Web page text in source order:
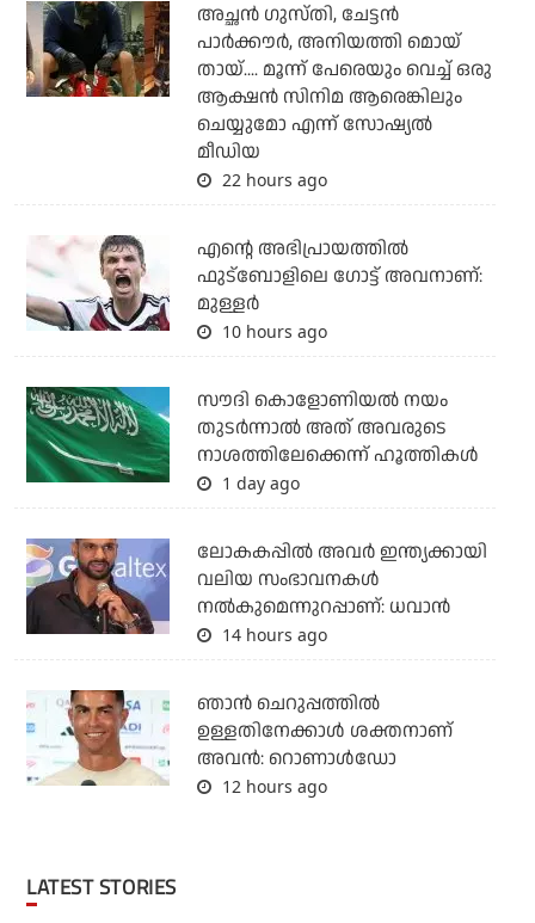
അച്ഛന്‍ ഗുസ്തി, ചേട്ടന്‍
പാര്‍ക്കൗര്‍, അനിയത്തി മൊയ്
തായ്.... മൂന്ന് പേരെയും വെച്ച് ഒരു
ആക്ഷന്‍ സിനിമ ആരെങ്കിലും
ചെയ്യുമോ എന്ന് സോഷ്യല്‍
മീഡിയ
22 hours ago
എന്റെ അഭിപ്രായത്തില്‍
ഫുട്‌ബോളിലെ ഗോട്ട് അവനാണ്:
മുള്ളര്‍
10 hours ago
സൗദി കൊളോണിയല്‍ നയം
തുടര്‍ന്നാല്‍ അത് അവരുടെ
നാശത്തിലേക്കെന്ന് ഹൂത്തികള്‍
1 day ago
ലോകകപ്പിൽ അവര്‍ ഇന്ത്യക്കായി
വലിയ സംഭാവനകള്‍
നല്‍കുമെന്നുറപ്പാണ്: ധവാന്‍
14 hours ago
ഞാന്‍ ചെറുപ്പത്തില്‍
ഉള്ളതിനേക്കാള്‍ ശക്തനാണ്
അവന്‍: റൊണാള്‍ഡോ
12 hours ago
LATEST STORIES